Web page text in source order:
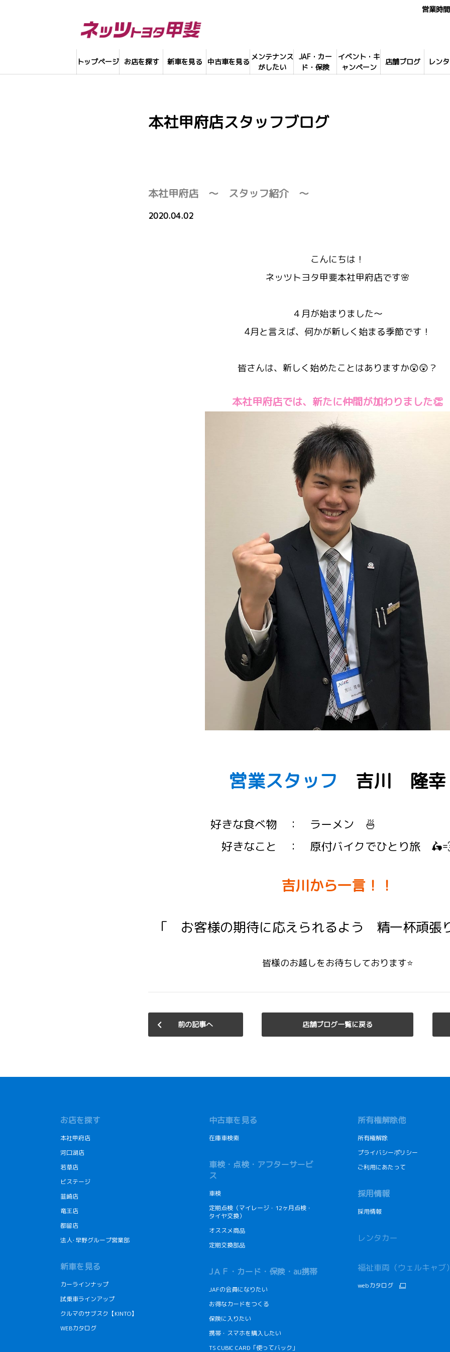
トップページ お店を探す 新車を見る 中古車を見る
メンテナンス
がしたい
JAF・カー
ド・保険
イベント・キ
ャンペーン
店舗ブログ レン
営業時
本社甲府店スタッフブログ
本社甲府店 ～ スタッフ紹介 ～
2020.04.02
こんにちは！
ネッツトヨタ甲斐本社甲府店です🌸
４月が始まりました～
4月と言えば、何かが新しく始まる季節です！
皆さんは、新しく始めたことはありますか😲😲？
本社甲府店では、新たに仲間が加わりました👏
営業スタッフ 吉川 隆幸
好きな食べ物 ： ラーメン
好きなこと ： 原付バイクでひとり旅
吉川から一言！！
「 お客様の期待に応えられるよう 精一杯頑
皆様のお越しをお待ちしております⭐
前の記事へ 店舗ブログ一覧に戻る
お店を探す
本社甲府店
河口湖店
若草店
ビステージ
韮崎店
竜王店
都留店
法人･早野グループ営業部
新車を見る
カーラインナップ
試乗車ラインアップ
クルマのサブスク【KINTO】
WEBカタログ
中古車を見る
在庫車検索
車検・点検・アフターサービ
ス
車検
定期点検（マイレージ・12ヶ月点検・
タイヤ交換）
オススメ商品
定期交換部品
JＡＦ・カード・保険・au携帯
JAFの会員になりたい
お得なカードをつくる
保険に入りたい
携帯・スマホを購入したい
TS CUBIC CARD「使ってバック」
所有権解除他
所有権解除
プライバシーポリシー
ご利用にあたって
採用情報
採用情報
レンタカー
福祉車両（ウェルキャブ
webカタログ